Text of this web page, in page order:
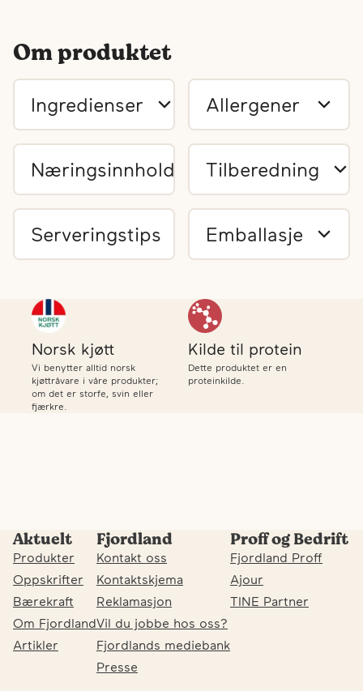
Om produktet
Ingredienser Allergener
Næringsinnhold Tilberedning
Serveringstips Emballasje
Norsk kjøtt
Vi benytter alltid norsk
kjøttråvare i våre produkter;
om det er storfe, svin eller
fjærkre.
Kilde til protein
Dette produktet er en
proteinkilde.
Aktuelt
Produkter
Oppskrifter
Bærekraft
Om Fjordland
Artikler
Fjordland
Kontakt oss
Kontaktskjema
Reklamasjon
Vil du jobbe hos oss?
Fjordlands mediebank
Presse
Proff og Bedrift
Fjordland Proff
Ajour
TINE Partner